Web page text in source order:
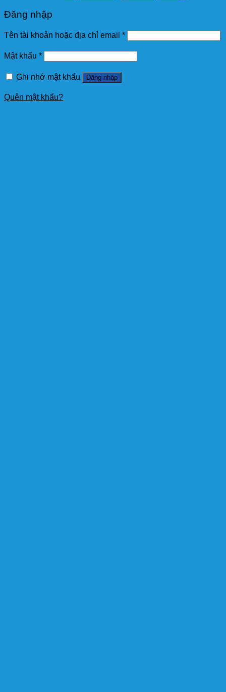
Đăng nhập
Tên tài khoản hoặc địa chỉ email *
Mật khẩu *
Ghi nhớ mật khẩu Đăng nhập
Quên mật khẩu?